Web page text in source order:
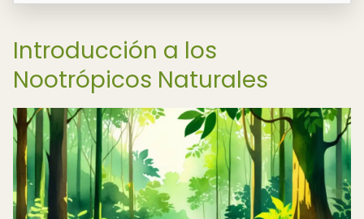
Introducción a los
Nootrópicos Naturales